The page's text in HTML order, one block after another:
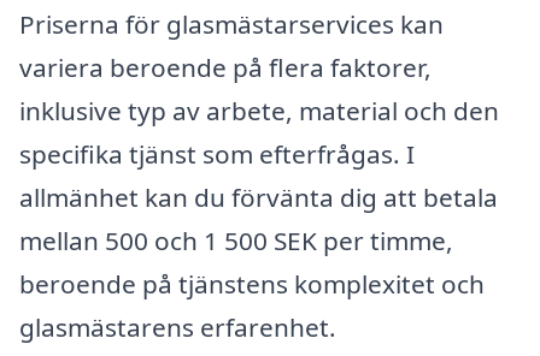
Priserna för glasmästarservices kan
variera beroende på flera faktorer,
inklusive typ av arbete, material och den
specifika tjänst som efterfrågas. I
allmänhet kan du förvänta dig att betala
mellan 500 och 1 500 SEK per timme,
beroende på tjänstens komplexitet och
glasmästarens erfarenhet.